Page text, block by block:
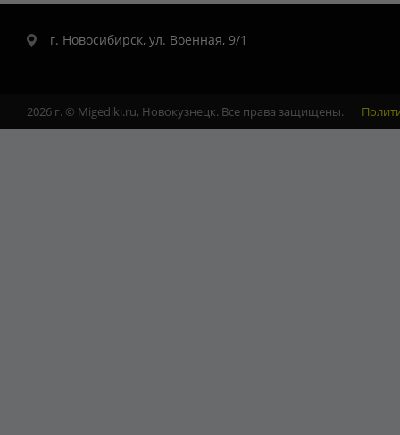
г. Новосибирск, ул. Военная, 9/1
2026 г. © Migediki.ru, Новокузнецк. Все права защищены.